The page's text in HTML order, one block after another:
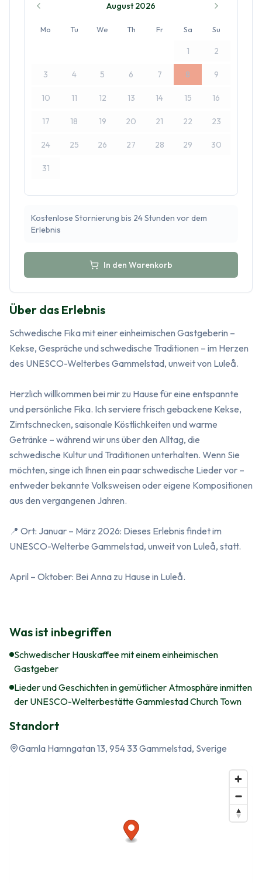
August 2026
Mo Tu We Th Fr Sa Su
1 2
3 4 5 6 7 8 9
10 11 12 13 14 15 16
17 18 19 20 21 22 23
24 25 26 27 28 29 30
31
Kostenlose Stornierung bis 24 Stunden vor dem
Erlebnis
In den Warenkorb
Über das Erlebnis
Schwedische Fika mit einer einheimischen Gastgeberin –
Kekse, Gespräche und schwedische Traditionen – im Herzen
des UNESCO-Welterbes Gammelstad, unweit von Luleå.
Herzlich willkommen bei mir zu Hause für eine entspannte
und persönliche Fika. Ich serviere frisch gebackene Kekse,
Zimtschnecken, saisonale Köstlichkeiten und warme
Getränke – während wir uns über den Alltag, die
schwedische Kultur und Traditionen unterhalten. Wenn Sie
möchten, singe ich Ihnen ein paar schwedische Lieder vor –
entweder bekannte Volksweisen oder eigene Kompositionen
aus den vergangenen Jahren.
📍 Ort: Januar – März 2026: Dieses Erlebnis findet im
UNESCO-Welterbe Gammelstad, unweit von Luleå, statt.
April – Oktober: Bei Anna zu Hause in Luleå.
Was ist inbegriffen
Schwedischer Hauskaffee mit einem einheimischen
Gastgeber
Lieder und Geschichten in gemütlicher Atmosphäre inmitten
der UNESCO-Welterbestätte Gammlestad Church Town
Standort
Gamla Hamngatan 13, 954 33 Gammelstad, Sverige